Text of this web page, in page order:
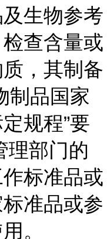
生物参考
查含量或
，其制备
制品国家
规程”要
理部门的
标准品或
准品或参
。